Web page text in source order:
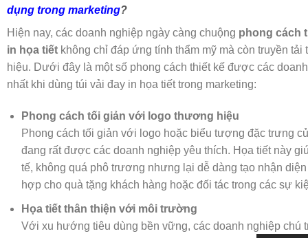
dụng trong marketing?
Hiện nay, các doanh nghiệp ngày càng chuộng phong cách
in họa tiết không chỉ đáp ứng tính thẩm mỹ mà còn truyền
hiệu. Dưới đây là một số phong cách thiết kế được các
nhất khi dùng túi vải đay in họa tiết trong marketing:
Phong cách tối giản với logo thương hiệu
Phong cách tối giản với logo hoặc biểu tượng đặc trưng
đang rất được các doanh nghiệp yêu thích. Họa tiết này
tế, không quá phô trương nhưng lại dễ dàng tạo nhận
hợp cho quà tặng khách hàng hoặc đối tác trong các sự
Họa tiết thân thiện với môi trường
Với xu hướng tiêu dùng bền vững, các doanh nghiệp chú